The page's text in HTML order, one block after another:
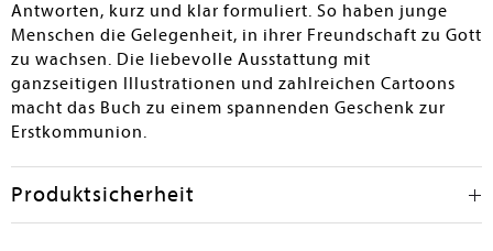
Antworten, kurz und klar formuliert. So haben junge
Menschen die Gelegenheit, in ihrer Freundschaft zu Gott
zu wachsen. Die liebevolle Ausstattung mit
ganzseitigen Illustrationen und zahlreichen Cartoons
macht das Buch zu einem spannenden Geschenk zur
Erstkommunion.
Produktsicherheit